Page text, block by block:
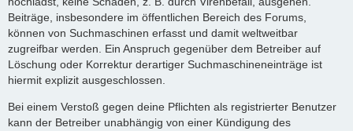
Beiträge, insbesondere im öffentlichen Bereich des Forums,
können von Suchmaschinen erfasst und damit weltweitbar
zugreifbar werden. Ein Anspruch gegenüber dem Betreiber auf
Löschung oder Korrektur derartiger Suchmaschineneinträge ist
hiermit explizit ausgeschlossen.
Bei einem Verstoß gegen deine Pflichten als registrierter Benutzer
kann der Betreiber unabhängig von einer Kündigung des